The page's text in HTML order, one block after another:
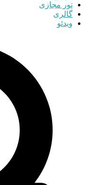
تور مجازی
گالری
ویدئو